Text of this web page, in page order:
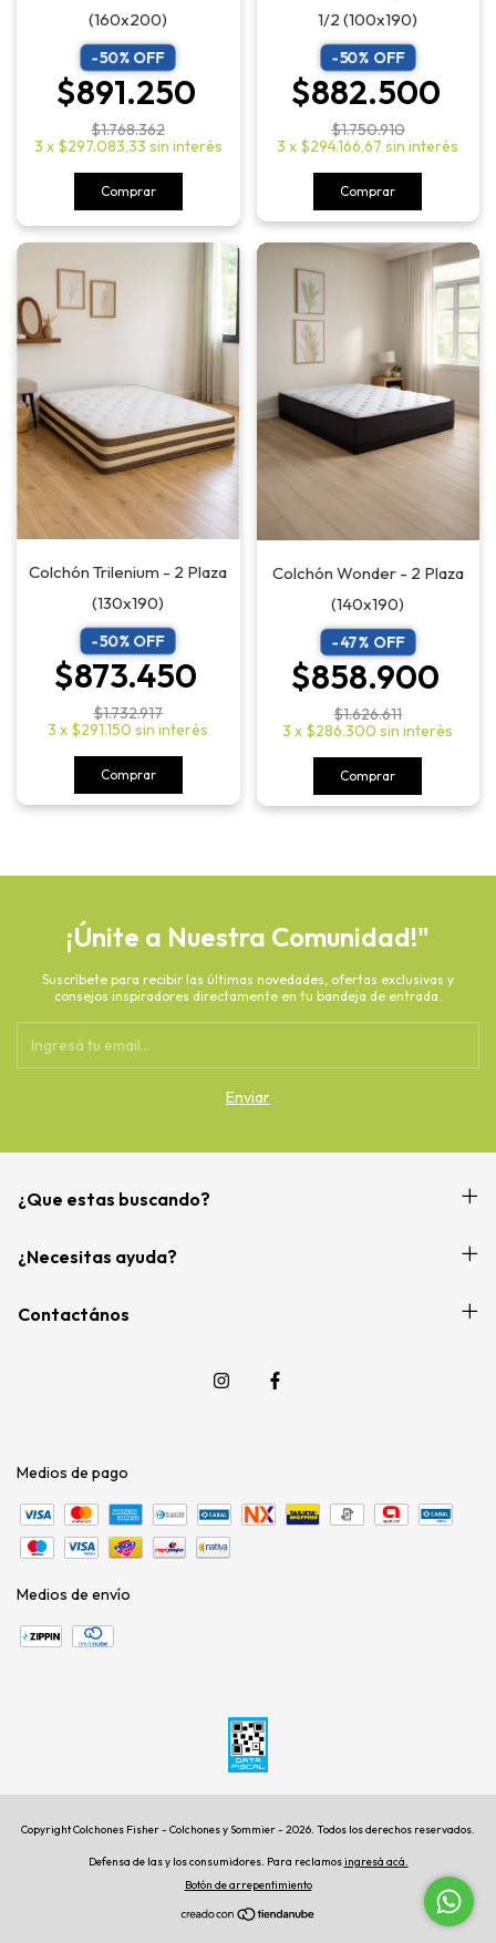
(160x200)
-50% OFF
$891.250
$1.768.362
3 x $297.083,33 sin interés
1/2 (100x190)
-50% OFF
$882.500
$1.750.910
3 x $294.166,67 sin interés
Comprar
Colchón Trilenium - 2 Plaza
(130x190)
-50% OFF
$873.450
$1.732.917
3 x $291.150 sin interés
Comprar
Colchón Wonder - 2 Plaza
(140x190)
-47% OFF
$858.900
$1.626.611
3 x $286.300 sin interés
Comprar
¡Únite a Nuestra Comunidad!"
Suscríbete para recibir las últimas novedades, ofertas exclusivas y
consejos inspiradores directamente en tu bandeja de entrada.
¿Que estas buscando?
¿Necesitas ayuda?
Contactános
Medios de pago
Medios de envío
Copyright Colchones Fisher - Colchones y Sommier - 2026. Todos los derechos reservados.
Defensa de las y los consumidores. Para reclamosingresá acá.
Botón de arrepentimiento